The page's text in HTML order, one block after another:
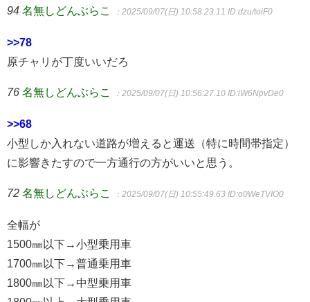
94 名無しどんぶらこ ：2025/09/07(日) 10:58:23.11 ID:dzu/toiF0
>>78
原チャリが丁度いいだろ
76 名無しどんぶらこ ：2025/09/07(日) 10:56:27.10 ID:iW6NpvDe0
>>68
小型しか入れない道路が増えると運送（特に時間帯指定）
に影響きたすので一方通行の方がいいと思う。
72 名無しどんぶらこ ：2025/09/07(日) 10:55:49.63 ID:o0WeTVIO0
全幅が
1500㎜以下→小型乗用車
1700㎜以下→普通乗用車
1800㎜以下→中型乗用車